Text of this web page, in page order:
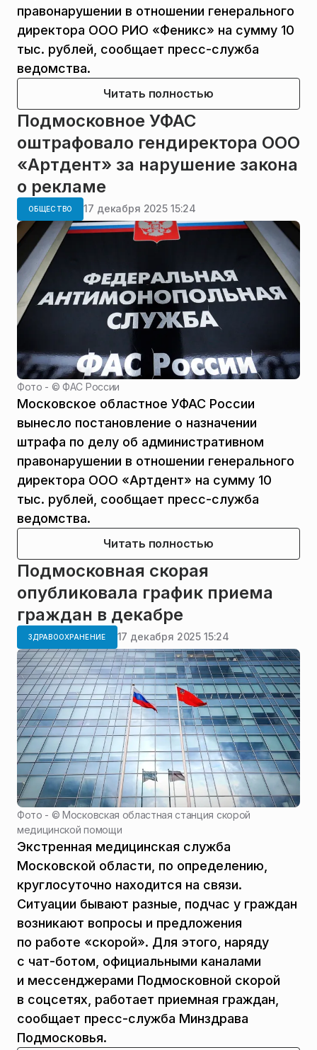
правонарушении в отношении генерального
директора ООО РИО «Феникс» на сумму 10
тыс. рублей, сообщает пресс-служба
ведомства.
Читать полностью
Подмосковное УФАС
оштрафовало гендиректора ООО
«Артдент» за нарушение закона
о рекламе
ОБЩЕСТВО 17 декабря 2025 15:24
Фото - ©ФАС России
Московское областное УФАС России
вынесло постановление о назначении
штрафа по делу об административном
правонарушении в отношении генерального
директора ООО «Артдент» на сумму 10
тыс. рублей, сообщает пресс-служба
ведомства.
Читать полностью
Подмосковная скорая
опубликовала график приема
граждан в декабре
ЗДРАВООХРАНЕНИЕ 17 декабря 2025 15:24
Фото - ©Московская областная станция скорой
медицинской помощи
Экстренная медицинская служба
Московской области, по определению,
круглосуточно находится на связи.
Ситуации бывают разные, подчас у граждан
возникают вопросы и предложения
по работе «скорой». Для этого, наряду
с чат-ботом, официальными каналами
и мессенджерами Подмосковной скорой
в соцсетях, работает приемная граждан,
сообщает пресс-служба Минздрава
Подмосковья.